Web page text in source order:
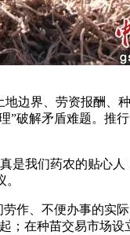
界、劳资报酬、
破解矛盾难题。推
我们药农的贴心人
、不便办事的实
在种苗交易市场